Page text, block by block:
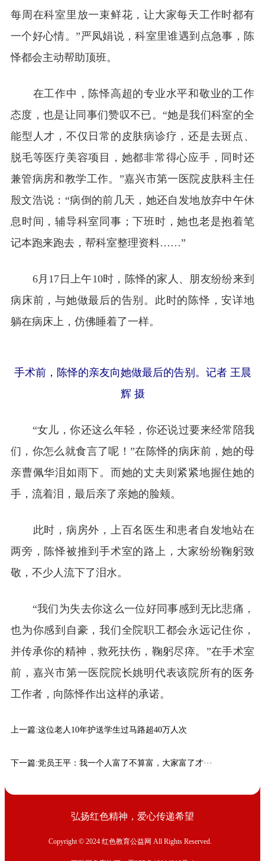
每周在科室里放一束鲜花，让大家每天工作时都有
一个好心情。”严凤娟说，科室里谁遇到点急事，陈
怿都会主动帮助顶班。
在工作中，陈怿高超的专业水平和敬业的工作
态度，也是让同事们赞叹不已。“她是我们科室的全
能型人才，不仅日常的皮肤病诊疗，还是去斑点、
脱毛等医疗美容项目，她都非常得心应手，同时还
兼管病房和教学工作。”嘉兴市第一医院皮肤科主任
殷文浩说：“病倒的前几天，她还自发地放弃中午休
息时间，辅导科室同事；下班时，她也老是抱着笔
记本跑来跑去，帮科室整理资料……”
6月17日上午10时，陈怿的家人、朋友纷纷来到
病床前，与她做最后的告别。此时的陈怿，安详地
躺在病床上，仿佛睡着了一样。
手术前，陈怿的亲友向她做最后的告别。记者 王晨
辉 摄
“女儿，你还这么年轻，你还说过要来经常陪我
们，你怎么就食言了呢！”在陈怿的病床前，她的母
亲曹佩华泪如雨下。而她的丈夫则紧紧地握住她的
手，流着泪，最后亲了亲她的脸颊。
此时，病房外，上百名医生和患者自发地站在
两旁，陈怿被推到手术室的路上，大家纷纷鞠躬致
敬，不少人流下了泪水。
“我们为失去你这么一位好同事感到无比悲痛，
也为你感到自豪，我们全院职工都会永远记住你，
并传承你的精神，救死扶伤，鞠躬尽瘁。”在手术室
前，嘉兴市第一医院院长姚明代表该院所有的医务
工作者，向陈怿作出这样的承诺。
上一篇:这位老人10年护送学生过马路超40万人次
下一篇:党员王平：我一个人富了不算富，大家富了才···
弘扬红色精神，爱心传递希望
Copyright © 2024 红色教育公益网 All Rights Reserved.